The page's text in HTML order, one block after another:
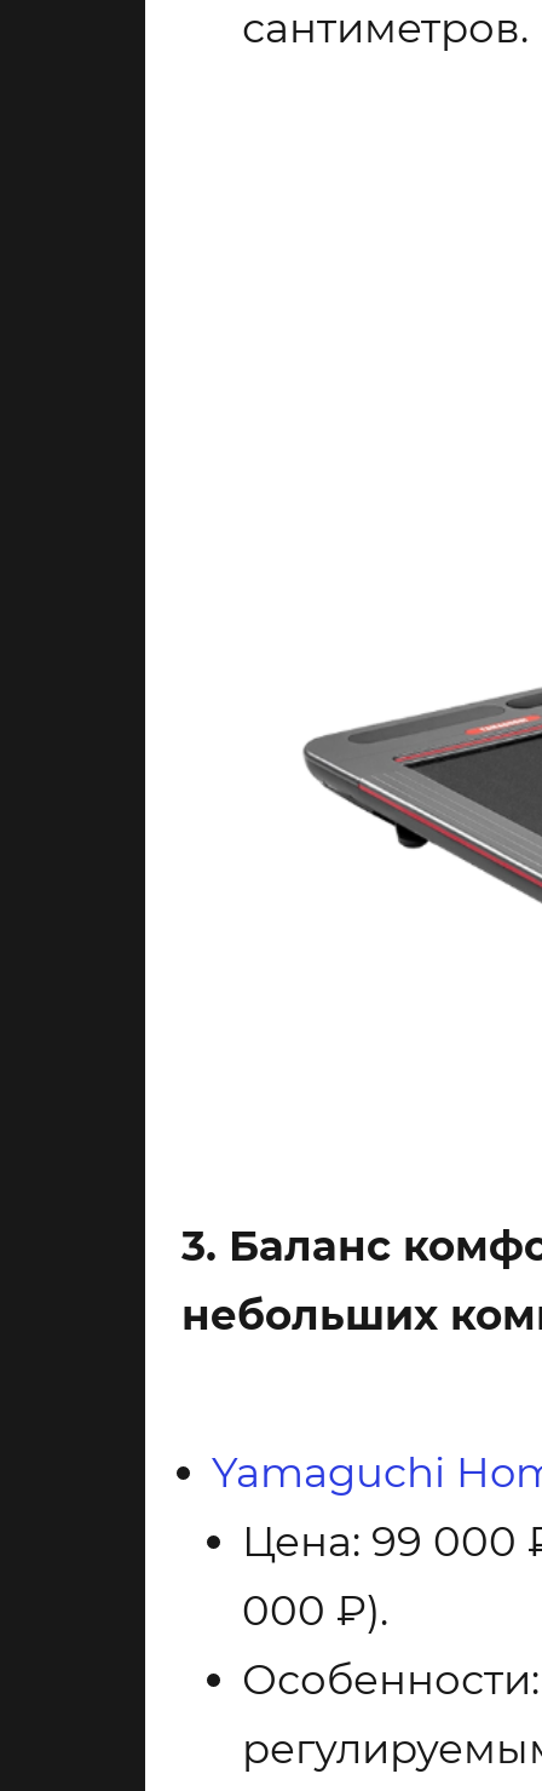
сантиметров.
3. Баланс
небольших
Yamaguchi
Цена: 99 000
000 ₽).